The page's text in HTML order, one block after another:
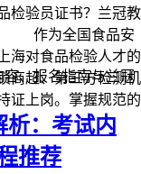
检验员证书？兰冠教
作为全国食品安
海对食品检验人才的
商超、第三方检测机
证上岗。掌握规范的
析：考试内
推荐